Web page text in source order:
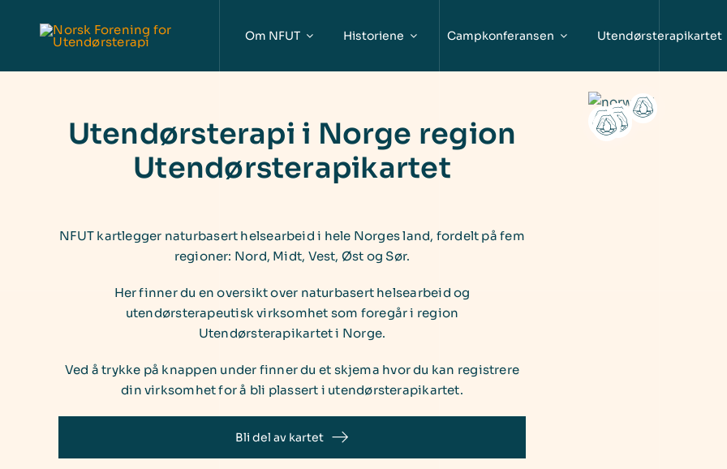
Om NFUT Historiene Campkonferansen Utendørsterapikartet
Utendørsterapi i Norge region
Utendørsterapikartet
NFUT kartlegger naturbasert helsearbeid i hele Norges land, fordelt på fem
regioner: Nord, Midt, Vest, Øst og Sør.
Her finner du en oversikt over naturbasert helsearbeid og
utendørsterapeutisk virksomhet som foregår i region
Utendørsterapikartet i Norge.
Ved å trykke på knappen under finner du et skjema hvor du kan registrere
din virksomhet for å bli plassert i utendørsterapikartet.
Bli del av kartet